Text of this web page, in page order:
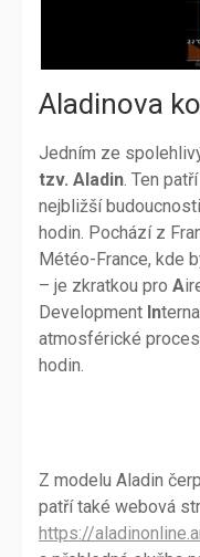
Aladinova
Jedním ze
tzv. Aladin . Ten
nejbližší
hodin. Pochází z
Météo-France, kde
– je zkratkou pro A
Development In
atmosférické
hodin.
Z modelu Aladin
patří také webová
https://